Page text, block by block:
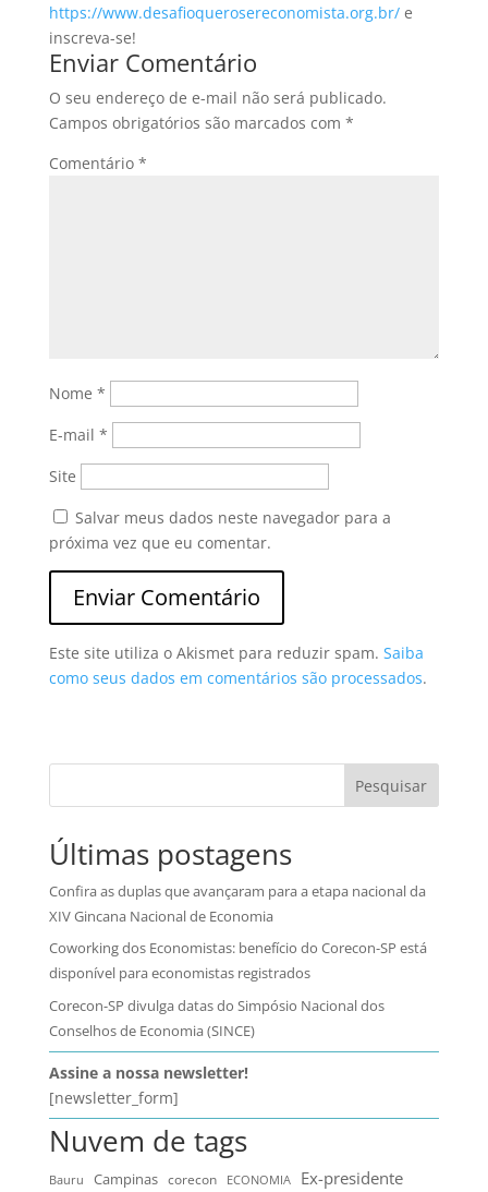
https://www.desafioquerosereconomista.org.br/e
inscreva-se!
Enviar Comentário
O seu endereço de e-mail não será publicado.
Campos obrigatórios são marcados com *
Comentário *
Nome *
E-mail *
Site
Salvar meus dados neste navegador para a
próxima vez que eu comentar.
Este site utiliza o Akismet para reduzir spam. Saiba
como seus dados em comentários são processados.
Pesquisar
Últimas postagens
Confira as duplas que avançaram para a etapa nacional da
XIV Gincana Nacional de Economia
Coworking dos Economistas: benefício do Corecon-SP está
disponível para economistas registrados
Corecon-SP divulga datas do Simpósio Nacional dos
Conselhos de Economia (SINCE)
Assine a nossa newsletter!
[newsletter_form]
Nuvem de tags
Bauru Campinas corecon ECONOMIA Ex-presidente